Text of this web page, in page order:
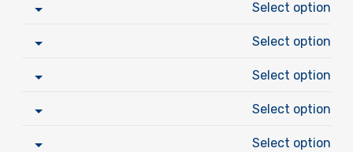
Select option
Select option
Select option
Select option
Select option